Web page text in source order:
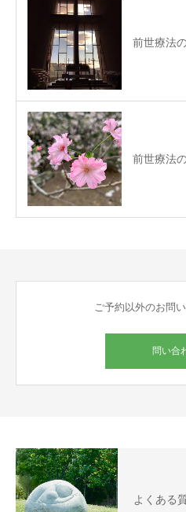
前世療法
前世療法
ご予約以外のお問
問い合
よくある